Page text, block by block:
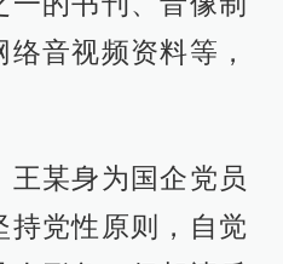
音视频资料等，
某身为国企党员
持党性原则，自觉